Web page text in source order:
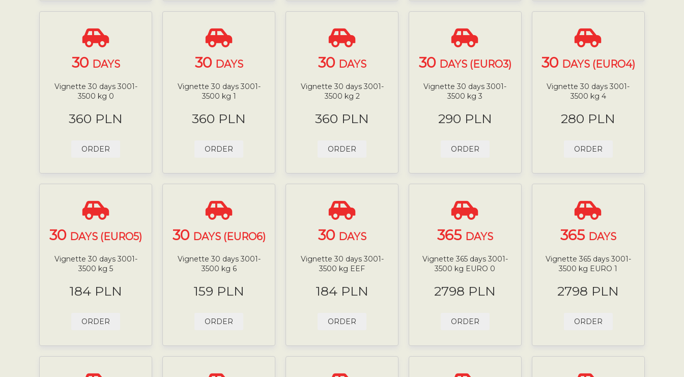
30 DAYS
Vignette 30 days 3001-
3500 kg 0
360 PLN
ORDER
30 DAYS
Vignette 30 days 3001-
3500 kg 1
360 PLN
ORDER
30 DAYS
Vignette 30 days 3001-
3500 kg 2
360 PLN
ORDER
30 DAYS (EURO3)
Vignette 30 days 3001-
3500 kg 3
290 PLN
ORDER
30 DAYS (EURO4)
Vignette 30 days 3001-
3500 kg 4
280 PLN
ORDER
30 DAYS (EURO5)
Vignette 30 days 3001-
3500 kg 5
184 PLN
ORDER
30 DAYS (EURO6)
Vignette 30 days 3001-
3500 kg 6
159 PLN
ORDER
30 DAYS
Vignette 30 days 3001-
3500 kg EEF
184 PLN
ORDER
365 DAYS
Vignette 365 days 3001-
3500 kg EURO 0
2798 PLN
ORDER
365 DAYS
Vignette 365 days 3001-
3500 kg EURO 1
2798 PLN
ORDER